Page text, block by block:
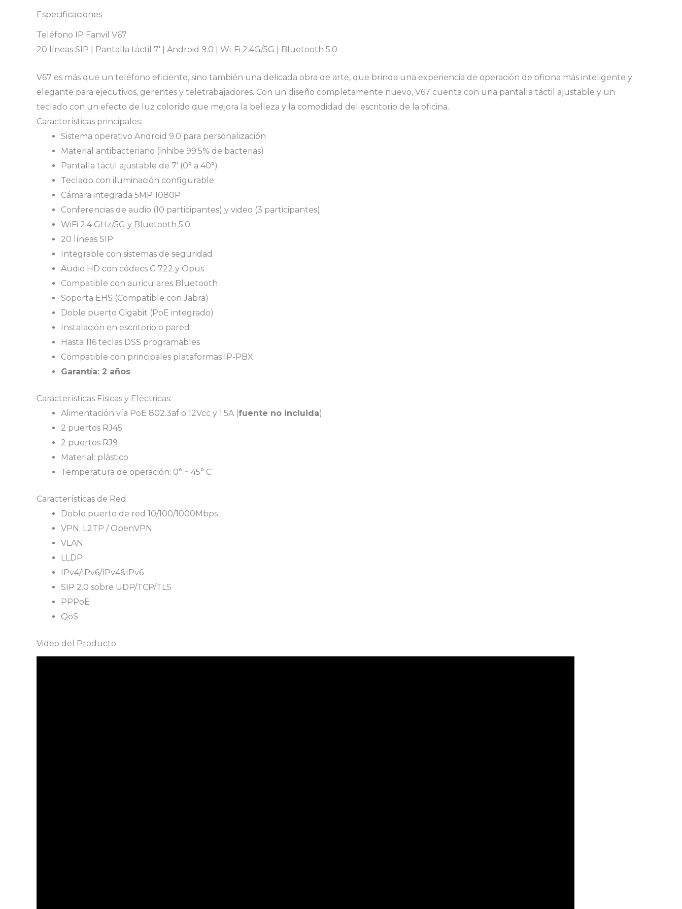
Especificaciones
Teléfono IP Fanvil V67
20 líneas SIP | Pantalla táctil 7′ | Android 9.0 | Wi-Fi 2.4G/5G | Bluetooth 5.0
V67 es más que un teléfono eficiente, sino también una delicada obra de arte, que brinda una experiencia de operación de oficina más inteligente y
elegante para ejecutivos, gerentes y teletrabajadores. Con un diseño completamente nuevo, V67 cuenta con una pantalla táctil ajustable y un
teclado con un efecto de luz colorido que mejora la belleza y la comodidad del escritorio de la oficina.
Características principales:
Sistema operativo Android 9.0 para personalización
Material antibacteriano (inhibe 99.5% de bacterias)
Pantalla táctil ajustable de 7′ (0° a 40°)
Teclado con iluminación configurable
Cámara integrada 5MP 1080P
Conferencias de audio (10 participantes) y video (3 participantes)
WiFi 2.4 GHz/5G y Bluetooth 5.0
20 líneas SIP
Integrable con sistemas de seguridad
Audio HD con códecs G.722 y Opus
Compatible con auriculares Bluetooth
Soporta EHS (Compatible con Jabra)
Doble puerto Gigabit (PoE integrado)
Instalación en escritorio o pared
Hasta 116 teclas DSS programables
Compatible con principales plataformas IP-PBX
Garantía: 2 años
Características Físicas y Eléctricas:
Alimentación vía PoE 802.3af o 12Vcc y 1.5A (fuente no incluida)
2 puertos RJ45
2 puertos RJ9
Material: plástico
Temperatura de operación: 0° ~ 45° C
Características de Red:
Doble puerto de red 10/100/1000Mbps
VPN: L2TP / OpenVPN
VLAN
LLDP
IPv4/IPv6/IPv4&IPv6
SIP 2.0 sobre UDP/TCP/TLS
PPPoE
QoS
Video del Producto